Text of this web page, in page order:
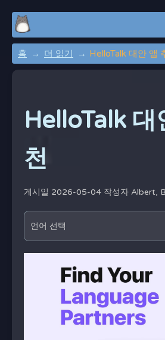
홈 더 읽기 HelloTalk 대안 앱
HelloTalk 대
천
게시일 2026-05-04 작성자 Albert,
언어 선택